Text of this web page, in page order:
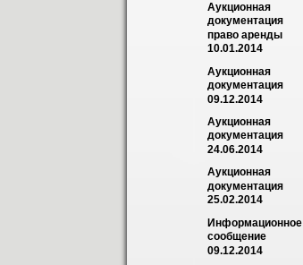
Aукционная
документация
право аренды
10.01.2014
Аукционная
документация
09.12.2014
Аукционная
документация
24.06.2014
Аукционная
документация
25.02.2014
Информационное
сообщение
09.12.2014